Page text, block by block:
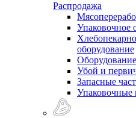
Распродажа
Упаковочное
оборудование
Убой и
Запасные
Упаковочные